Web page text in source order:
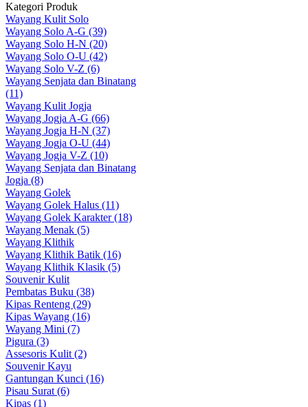
Kategori Produk
Wayang Kulit Solo
Wayang Solo A-G (39)
Wayang Solo H-N (20)
Wayang Solo O-U (42)
Wayang Solo V-Z (6)
Wayang Senjata dan Binatang
(11)
Wayang Kulit Jogja
Wayang Jogja A-G (66)
Wayang Jogja H-N (37)
Wayang Jogja O-U (44)
Wayang Jogja V-Z (10)
Wayang Senjata dan Binatang
Jogja (8)
Wayang Golek
Wayang Golek Halus (11)
Wayang Golek Karakter (18)
Wayang Menak (5)
Wayang Klithik
Wayang Klithik Batik (16)
Wayang Klithik Klasik (5)
Souvenir Kulit
Pembatas Buku (38)
Kipas Renteng (29)
Kipas Wayang (16)
Wayang Mini (7)
Pigura (3)
Assesoris Kulit (2)
Souvenir Kayu
Gantungan Kunci (16)
Pisau Surat (6)
Kipas (1)